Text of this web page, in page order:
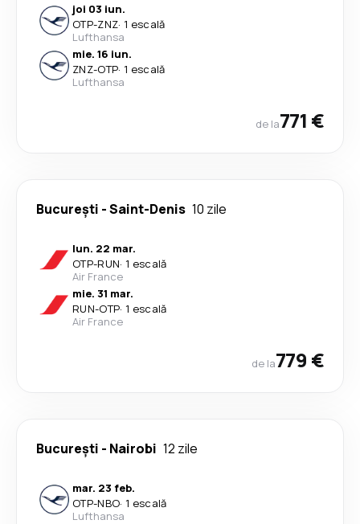
joi 03 iun.
OTP-ZNZ· 1 escală
Lufthansa
mie. 16 iun.
ZNZ-OTP· 1 escală
Lufthansa
de la771 €
București -Saint-Denis 10 zile
lun. 22 mar.
OTP-RUN· 1 escală
Air France
mie. 31 mar.
RUN-OTP· 1 escală
Air France
de la779 €
București - Nairobi 12 zile
mar. 23 feb.
OTP-NBO· 1 escală
Lufthansa